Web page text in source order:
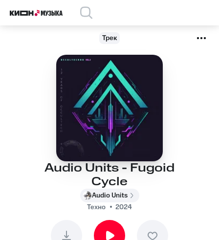
Трек
Audio Units - Fugoid
Cycle
Audio Units
Техно
2024